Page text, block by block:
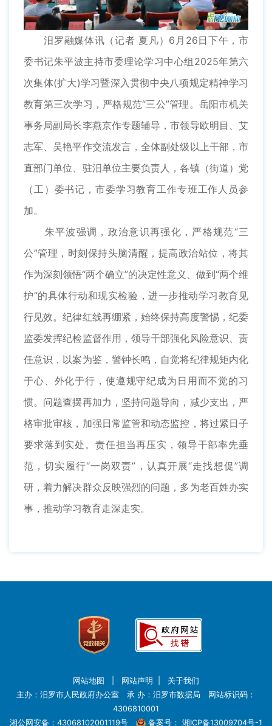
汨罗融媒体讯（记者 夏凡）6月26日下午，市
委书记朱平波主持市委理论学习中心组2025年第六
次集体(扩大)学习暨深入贯彻中央八项规定精神学习
教育第三次学习，严格规范“三公”管理。岳阳市机关
事务局副局长李燕京作专题辅导，市领导欧明目、艾
志军、吴艳平作交流发言，全体副处级以上干部，市
直部门单位、驻汨单位主要负责人，各镇（街道）党
（工）委书记，市委学习教育工作专班工作人员参
加。
朱平波强调，政治意识再强化，严格规范“三
公”管理，时刻保持头脑清醒，提高政治站位，将其
作为深刻领悟“两个确立”的决定性意义、做到“两个维
护”的具体行动和现实检验，进一步推动学习教育见
行见效。纪律红线再绷紧，始终保持高度警惕，纪委
监委发挥纪检监督作用，领导干部强化风险意识、责
任意识，以案为鉴，警钟长鸣，自觉将纪律规矩内化
于心、外化于行，使遵规守纪成为日用而不觉的习
惯。问题查摆再加力，坚持问题导向，减少支出，严
格审批审核，加强日常监管和动态监控，将过紧日子
要求落到实处。责任担当再压实，领导干部率先垂
范，切实履行“一岗双责”，认真开展“走找想促”调
研，着力解决群众反映强烈的问题，多为老百姓办实
事，推动学习教育走深走实。
网站地图 网站声明
关于我们
主办：汨罗市人民政府办公室 承 办：汨罗市数据局 网站标识码：
4306810001
湘公网安备：43068102001119号
备案号： 湘ICP备13009704号-1